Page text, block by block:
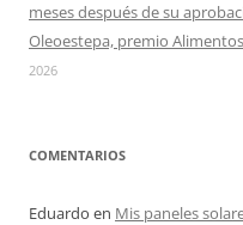
meses después de su
Oleoestepa, premio
2026
COMENTARIOS
Eduardo en Mis paneles